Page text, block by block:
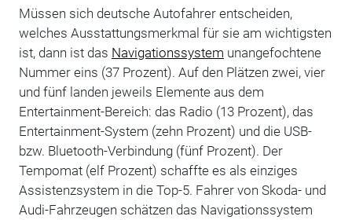
Müssen sich deutsche Autofahrer entscheiden,
welches Ausstattungsmerkmal für sie am wichtigsten
ist, dann ist das Navigationssystem unangefochtene
Nummer eins (37 Prozent). Auf den Plätzen zwei, vier
und fünf landen jeweils Elemente aus dem
Entertainment-Bereich: das Radio (13 Prozent), das
Entertainment-System (zehn Prozent) und die USB-
bzw. Bluetooth-Verbindung (fünf Prozent). Der
Tempomat (elf Prozent) schaffte es als einziges
Assistenzsystem in die Top-5. Fahrer von Skoda- und
Audi-Fahrzeugen schätzen das Navigationssystem